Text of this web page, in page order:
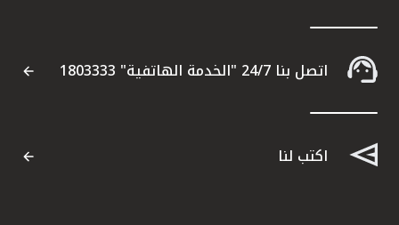
اتصل بنا 24/7 "الخدمة الهاتفية" 1803333
اكتب لنا